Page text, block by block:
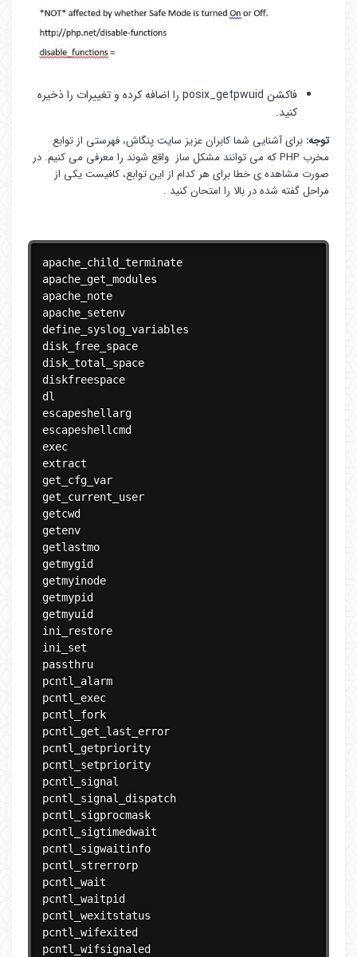
فاکشن posix_getpwuid را اضافه کرده و تغییرات را ذخیره
کنید.
توجه: برای آشنایی شما کابران عزیز سایت پنگاش، فهرستی از توابع
مخرب PHP که می توانند مشکل ساز واقع شوند را معرفی می کنیم. در
صورت مشاهده ی خطا برای هر کدام از این توابع، کافیست یکی از
مراحل گفته شده در بالا را امتحان کنید .
apache_child_terminate
apache_get_modules
apache_note
apache_setenv
define_syslog_variables
disk_free_space
disk_total_space
diskfreespace
dl
escapeshellarg
escapeshellcmd
exec
extract
get_cfg_var
get_current_user
getcwd
getenv
getlastmo
getmygid
getmyinode
getmypid
getmyuid
ini_restore
ini_set
passthru
pcntl_alarm
pcntl_exec
pcntl_fork
pcntl_get_last_error
pcntl_getpriority
pcntl_setpriority
pcntl_signal
pcntl_signal_dispatch
pcntl_sigprocmask
pcntl_sigtimedwait
pcntl_sigwaitinfo
pcntl_strerrorp
pcntl_wait
pcntl_waitpid
pcntl_wexitstatus
pcntl_wifexited
pcntl_wifsignaled